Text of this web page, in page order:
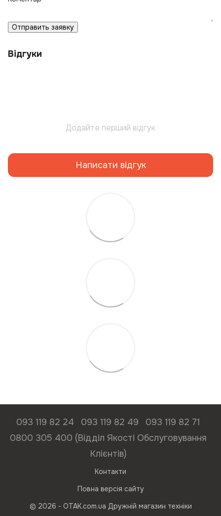
Отправить заявку
Відгуки
Додайте перший відгук
Написати відгук
093 119 82 24 093 119 82 49
093 119 82 71
0800 305 400 (Відділ Якості Обслуговування
Клієнтів)
Контакти
Повна версія сайту
© 2026 - ОТАК.com.ua Дружній магазин техніки